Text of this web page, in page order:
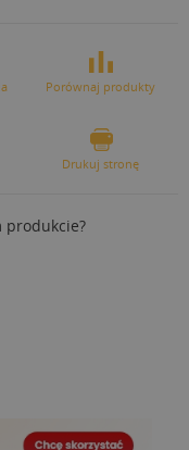
Porównaj produkty
Drukuj stronę
produkcie?